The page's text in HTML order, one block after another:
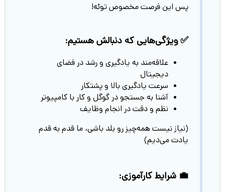
پس این فرصت مخصوص توئه!
✅ ویژگی‌هایی که دنبالش هستیم:
علاقه‌مند به یادگیری و رشد در فضای
دیجیتال
سرعت یادگیری بالا و پشتکار
آشنا به جستجو در گوگل و کار با کامپیوتر
نظم و دقت در انجام وظایف
(نیاز نیست همه‌چیز رو بلد باشی، ما قدم به قدم
یادت می‌دیم)
💼 شرایط کارآموزی: